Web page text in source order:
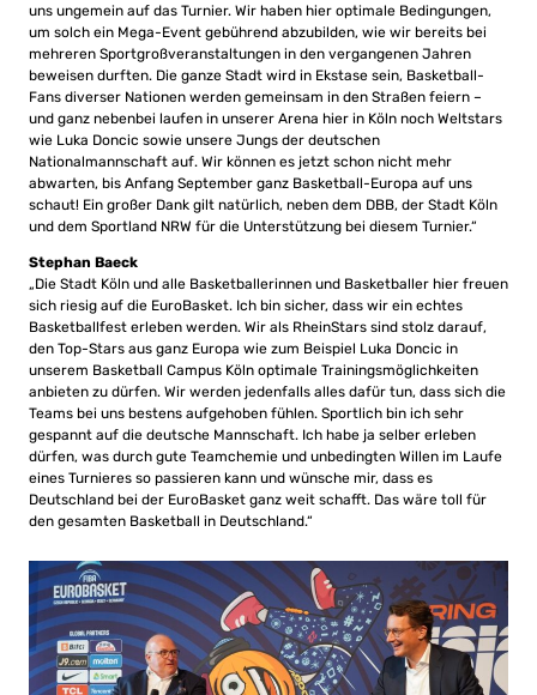
uns ungemein auf das Turnier. Wir haben hier optimale Bedingungen,
um solch ein Mega-Event gebührend abzubilden, wie wir bereits bei
mehreren Sportgroßveranstaltungen in den vergangenen Jahren
beweisen durften. Die ganze Stadt wird in Ekstase sein, Basketball-
Fans diverser Nationen werden gemeinsam in den Straßen feiern –
und ganz nebenbei laufen in unserer Arena hier in Köln noch Weltstars
wie Luka Doncic sowie unsere Jungs der deutschen
Nationalmannschaft auf. Wir können es jetzt schon nicht mehr
abwarten, bis Anfang September ganz Basketball-Europa auf uns
schaut! Ein großer Dank gilt natürlich, neben dem DBB, der Stadt Köln
und dem Sportland NRW für die Unterstützung bei diesem Turnier.“
Stephan Baeck
„Die Stadt Köln und alle Basketballerinnen und Basketballer hier freuen
sich riesig auf die EuroBasket. Ich bin sicher, dass wir ein echtes
Basketballfest erleben werden. Wir als RheinStars sind stolz darauf,
den Top-Stars aus ganz Europa wie zum Beispiel Luka Doncic in
unserem Basketball Campus Köln optimale Trainingsmöglichkeiten
anbieten zu dürfen. Wir werden jedenfalls alles dafür tun, dass sich die
Teams bei uns bestens aufgehoben fühlen. Sportlich bin ich sehr
gespannt auf die deutsche Mannschaft. Ich habe ja selber erleben
dürfen, was durch gute Teamchemie und unbedingten Willen im Laufe
eines Turnieres so passieren kann und wünsche mir, dass es
Deutschland bei der EuroBasket ganz weit schafft. Das wäre toll für
den gesamten Basketball in Deutschland.“